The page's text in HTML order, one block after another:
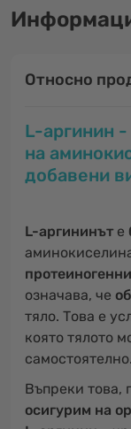
Относно
L-аргинин
на
добавени
L-аргининът е
означава, че
тяло. Това е
която тялото
самостоятелно.
Въпреки това,
осигурим на